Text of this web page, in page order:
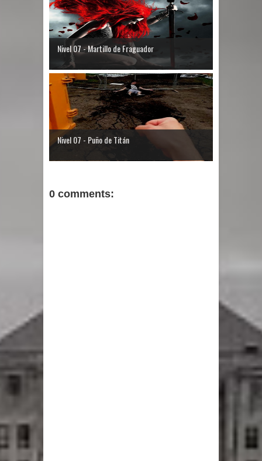
Nivel 07 - Martillo de Fraguador
Nivel 07 - Puño de Titán
0 comments: